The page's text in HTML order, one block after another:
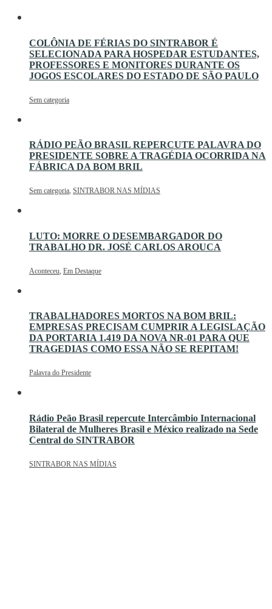
COLÔNIA DE FÉRIAS DO SINTRABOR É
SELECIONADA PARA HOSPEDAR ESTUDANTES,
PROFESSORES E MONITORES DURANTE OS
JOGOS ESCOLARES DO ESTADO DE SÃO PAULO
Sem categoria
RÁDIO PEÃO BRASIL REPERCUTE PALAVRA DO
PRESIDENTE SOBRE A TRAGÉDIA OCORRIDA NA
FÁBRICA DA BOM BRIL
Sem categoria, SINTRABOR NAS MÍDIAS
LUTO: MORRE O DESEMBARGADOR DO
TRABALHO DR. JOSÉ CARLOS AROUCA
Aconteceu, Em Destaque
TRABALHADORES MORTOS NA BOM BRIL:
EMPRESAS PRECISAM CUMPRIR A LEGISLAÇÃO
DA PORTARIA 1.419 DA NOVA NR-01 PARA QUE
TRAGEDIAS COMO ESSA NÃO SE REPITAM!
Palavra do Presidente
Rádio Peão Brasil repercute Intercâmbio Internacional
Bilateral de Mulheres Brasil e México realizado na Sede
Central do SINTRABOR
SINTRABOR NAS MÍDIAS